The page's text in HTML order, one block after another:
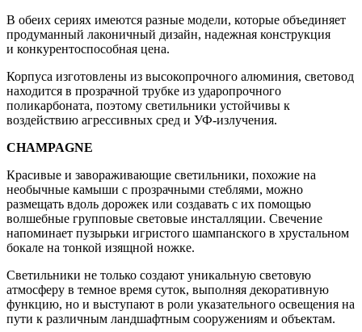
В обеих сериях имеются разные модели, которые объединяет
продуманный лаконичный дизайн, надежная конструкция
и конкурентоспособная цена.
Корпуса изготовлены из высокопрочного алюминия, световод
находится в прозрачной трубке из ударопрочного
поликарбоната, поэтому светильники устойчивы к
воздействию агрессивных сред и УФ-излучения.
CHAMPAGNE
Красивые и завораживающие светильники, похожие на
необычные камыши с прозрачными стеблями, можно
размещать вдоль дорожек или создавать с их помощью
волшебные групповые световые инсталляции. Свечение
напоминает пузырьки игристого шампанского в хрустальном
бокале на тонкой изящной ножке.
Светильники не только создают уникальную световую
атмосферу в темное время суток, выполняя декоративную
функцию, но и выступают в роли указательного освещения на
пути к различным ландшафтным сооружениям и объектам.